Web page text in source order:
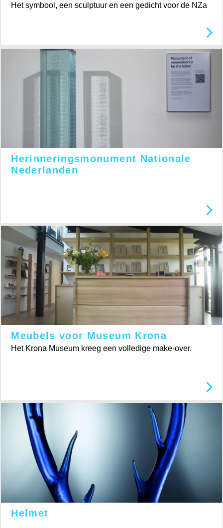
Het symbool, een sculptuur en een gedicht voor de NZa
Herinneringsmonument Nationale
Nederlanden
Meubels voor Museum Krona
Het Krona Museum kreeg een volledige make-over.
Helmet